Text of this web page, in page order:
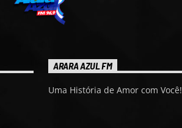
ARARA AZUL FM
Uma História de Amor com Você!